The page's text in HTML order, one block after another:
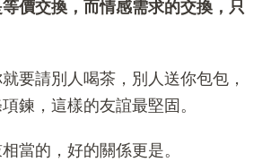
價交換，而情感需求的交換，只
要請別人喝茶，別人送你包包，
鍊，這樣的友誼最堅固。
當的，好的關係更是。